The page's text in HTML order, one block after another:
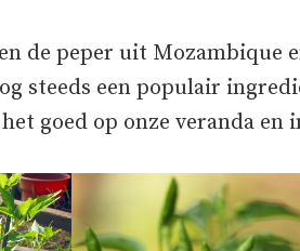
de peper uit Mozambique
steeds een populair
goed op onze veranda en